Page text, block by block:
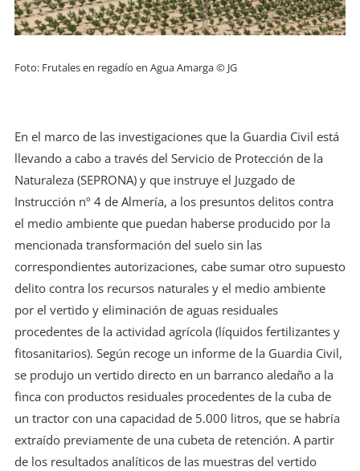
Foto: Frutales en regadío en Agua Amarga © JG
En el marco de las investigaciones que la Guardia Civil está
llevando a cabo a través del Servicio de Protección de la
Naturaleza (SEPRONA) y que instruye el Juzgado de
Instrucción nº 4 de Almería, a los presuntos delitos contra
el medio ambiente que puedan haberse producido por la
mencionada transformación del suelo sin las
correspondientes autorizaciones, cabe sumar otro supuesto
delito contra los recursos naturales y el medio ambiente
por el vertido y eliminación de aguas residuales
procedentes de la actividad agrícola (líquidos fertilizantes y
fitosanitarios). Según recoge un informe de la Guardia Civil,
se produjo un vertido directo en un barranco aledaño a la
finca con productos residuales procedentes de la cuba de
un tractor con una capacidad de 5.000 litros, que se habría
extraído previamente de una cubeta de retención. A partir
de los resultados analíticos de las muestras del vertido